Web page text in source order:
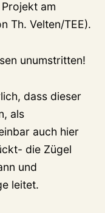
am
Th. Velten/TEE).
unumstritten!
dass dieser
als
auch hier
die Zügel
und
leitet.